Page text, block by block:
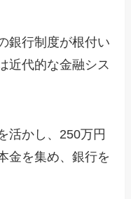
銀行制度が根付い
近代的な金融シス
活かし、250万円
金を集め、銀行を